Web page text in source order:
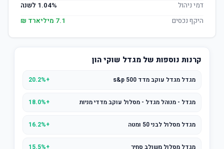
דמי ניהול
1.04% לשנה
היקף נכסים
7.1 מיליארד ₪
קרנות נוספות של מגדל שוקי הון
מגדל מגדל עוקב מדד s&p 500 +20.2%
מגדל - מנוהל מגדל - מסלול עוקב מדדי מניות +18.0%
מגדל מסלול לבני 50 ומטה +16.2%
מגדל מסלול משולב סחיר +15.5%